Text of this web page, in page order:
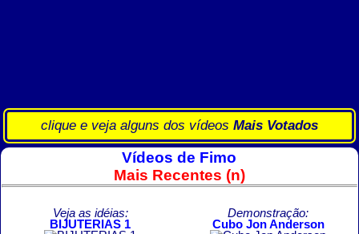
clique e veja alguns dos vídeos Mais Votados
Vídeos de Fimo
Mais Recentes (n)
Veja as idéias:
BIJUTERIAS 1
Demonstração:
Cubo Jon Anderson